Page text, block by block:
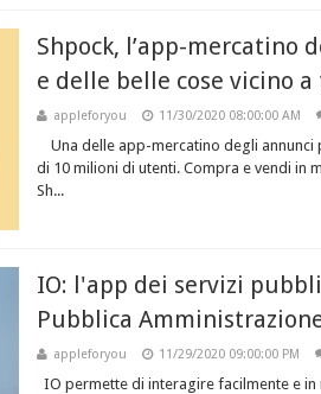
Shpock, l’app-mercatino
e delle belle cose vicino a
appleforyou 11/30/2020 08:00:00 AM
Una delle app-mercatino degli annunci
di 10 milioni di utenti. Compra e vendi in
Sh...
IO: l'app dei servizi
Pubblica
appleforyou 11/29/2020 09:00:00 PM
IO permette di interagire facilmente e in